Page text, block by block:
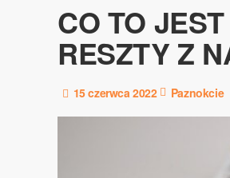
CO TO
RESZTY Z
15 czerwca 2022 Paznokcie